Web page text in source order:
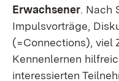
Erwachsener. Nach
Impulsvorträge,
(=Connections), viel
Kennenlernen
interessierten